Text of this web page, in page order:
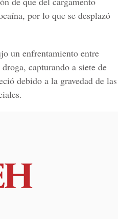
por lo que se desplazó
un enfrentamiento entre
capturando a siete de
debido a la gravedad de las